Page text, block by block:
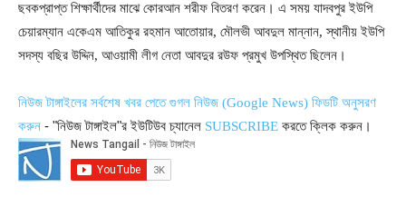
ছবকপ্রাপ্ত শিক্ষার্থীদের মাঝে কোরআন শরীফ বিতরণ করেন। এ সময় যাদবপুর ইউপি
চেয়ারম্যান একেএম আতিকুর রহমান আতোয়ার, মৌলভী আবদুল মান্নান, স্থানীয় ইউপি
সদস্য বছির উদ্দিন, আওয়ামী লীগ নেতা আবদুর রউফ প্রমুখ উপস্থিত ছিলেন।
নিউজ টাঙ্গাইলের সর্বশেষ খবর পেতে গুগল নিউজ (Google News) ফিডটি অনুসরণ
করুন - "নিউজ টাঙ্গাইল"র ইউটিউব চ্যানেল SUBSCRIBE করতে ক্লিক করুন।